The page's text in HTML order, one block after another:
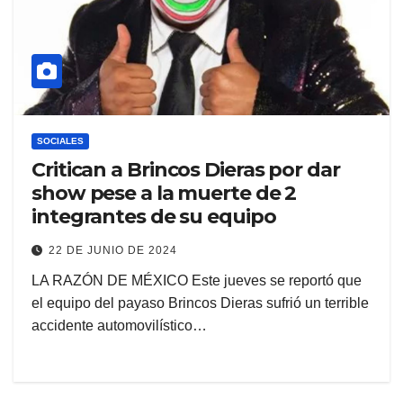
SOCIALES
Critican a Brincos Dieras por dar
show pese a la muerte de 2
integrantes de su equipo
22 DE JUNIO DE 2024
LA RAZÓN DE MÉXICO Este jueves se reportó que
el equipo del payaso Brincos Dieras sufrió un terrible
accidente automovilístico…